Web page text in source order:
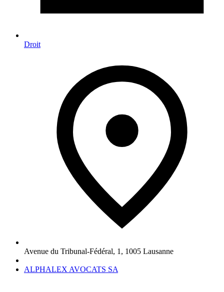
Droit
Avenue du Tribunal-Fédéral, 1 , 1005 Lausanne
ALPHALEX AVOCATS SA